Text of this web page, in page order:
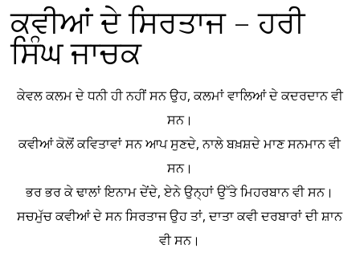
ਕਵੀਆਂ ਦੇ ਸਿਰਤਾਜ – ਹਰੀ
ਸਿੰਘ ਜਾਚਕ
ਕੇਵਲ ਕਲਮ ਦੇ ਧਨੀ ਹੀ ਨਹੀਂ ਸਨ ਉਹ, ਕਲਮਾਂ ਵਾਲਿਆਂ ਦੇ ਕਦਰਦਾਨ ਵੀ
ਸਨ।
ਕਵੀਆਂ ਕੋਲੋਂ ਕਵਿਤਾਵਾਂ ਸਨ ਆਪ ਸੁਣਦੇ, ਨਾਲੇ ਬਖ਼ਸ਼ਦੇ ਮਾਣ ਸਨਮਾਨ ਵੀ
ਸਨ।
ਭਰ ਭਰ ਕੇ ਢਾਲਾਂ ਇਨਾਮ ਦੇਂਦੇ, ਏਨੇ ਉਨ੍ਹਾਂ ਉੱਤੇ ਮਿਹਰਬਾਨ ਵੀ ਸਨ।
ਸਚਮੁੱਚ ਕਵੀਆਂ ਦੇ ਸਨ ਸਿਰਤਾਜ ਉਹ ਤਾਂ, ਦਾਤਾ ਕਵੀ ਦਰਬਾਰਾਂ ਦੀ ਸ਼ਾਨ
ਵੀ ਸਨ।